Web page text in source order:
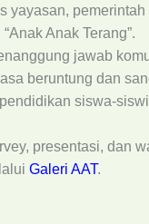
yayasan,
Anak Terang”.
jawab
beruntung dan
siswa-
presentasi, dan
Galeri AAT.